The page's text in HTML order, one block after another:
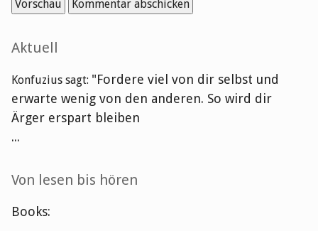
Seitenleiste
Aktuell
Konfuzius sagt: "Fordere viel von dir selbst und
erwarte wenig von den anderen. So wird dir
Ärger erspart bleiben
...
Von lesen bis hören
Books: